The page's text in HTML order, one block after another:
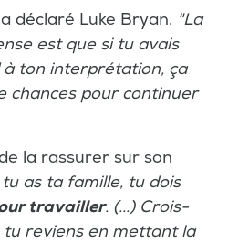
déclaré Luke Bryan. "La
est que si tu avais
à ton interprétation, ça
chances pour continuer
la rassurer sur son
tu as ta famille, tu dois
travailler. (...) Crois-
reviens en mettant la